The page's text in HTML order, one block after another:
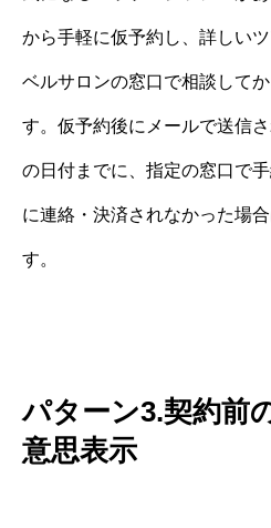
から手軽に仮予約し、詳しい
ベルサロンの窓口で相談して
す。仮予約後にメールで送信
の日付までに、指定の窓口で
に連絡・決済されなかった場
す。
パターン3.契約前
意思表示